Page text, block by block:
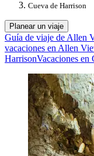
Cueva de Harrison
Planear un viaje
Guía de viaje de Allen
vacaciones en Allen
HarrisonVacaciones en